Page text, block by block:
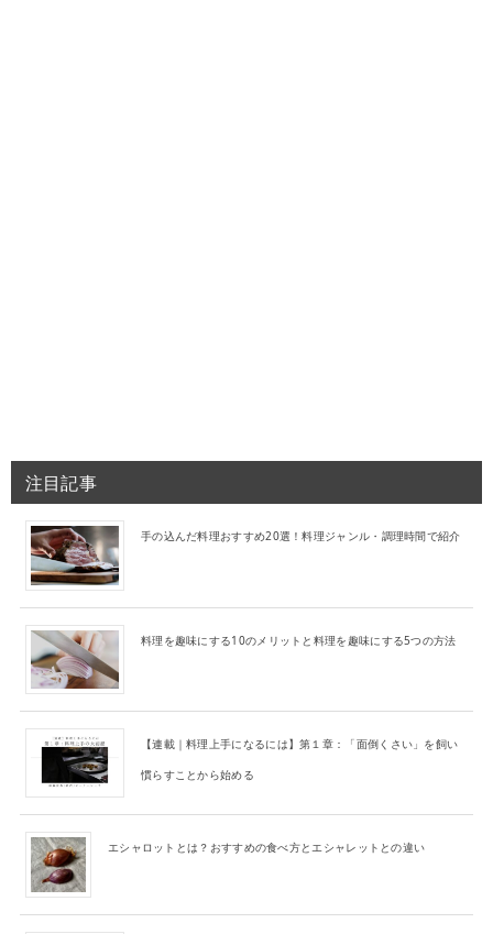
注目記事
手の込んだ料理おすすめ20選！料理ジャンル・調理時間で紹介
料理を趣味にする10のメリットと料理を趣味にする5つの方法
【連載｜料理上手になるには】第１章：「面倒くさい」を飼い
慣らすことから始める
エシャロットとは？おすすめの食べ方とエシャレットとの違い